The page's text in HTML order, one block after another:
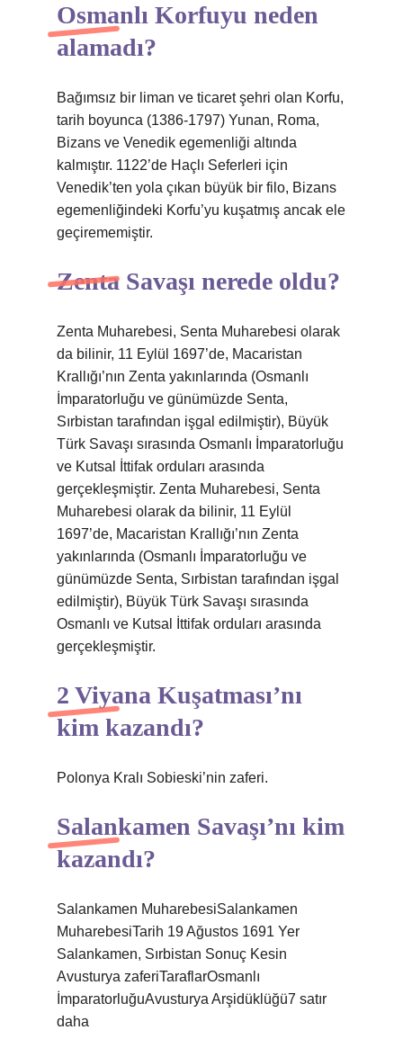
Osmanlı Korfuyu neden
alamadı?
Bağımsız bir liman ve ticaret şehri olan Korfu,
tarih boyunca (1386-1797) Yunan, Roma,
Bizans ve Venedik egemenliği altında
kalmıştır. 1122’de Haçlı Seferleri için
Venedik’ten yola çıkan büyük bir filo, Bizans
egemenliğindeki Korfu’yu kuşatmış ancak ele
geçirememiştir.
Zenta Savaşı nerede oldu?
Zenta Muharebesi, Senta Muharebesi olarak
da bilinir, 11 Eylül 1697’de, Macaristan
Krallığı’nın Zenta yakınlarında (Osmanlı
İmparatorluğu ve günümüzde Senta,
Sırbistan tarafından işgal edilmiştir), Büyük
Türk Savaşı sırasında Osmanlı İmparatorluğu
ve Kutsal İttifak orduları arasında
gerçekleşmiştir. Zenta Muharebesi, Senta
Muharebesi olarak da bilinir, 11 Eylül
1697’de, Macaristan Krallığı’nın Zenta
yakınlarında (Osmanlı İmparatorluğu ve
günümüzde Senta, Sırbistan tarafından işgal
edilmiştir), Büyük Türk Savaşı sırasında
Osmanlı ve Kutsal İttifak orduları arasında
gerçekleşmiştir.
2 Viyana Kuşatması’nı
kim kazandı?
Polonya Kralı Sobieski’nin zaferi.
Salankamen Savaşı’nı kim
kazandı?
Salankamen MuharebesiSalankamen
MuharebesiTarih 19 Ağustos 1691 Yer
Salankamen, Sırbistan Sonuç Kesin
Avusturya zaferiTaraflarOsmanlı
İmparatorluğuAvusturya Arşidüklüğü7 satır
daha